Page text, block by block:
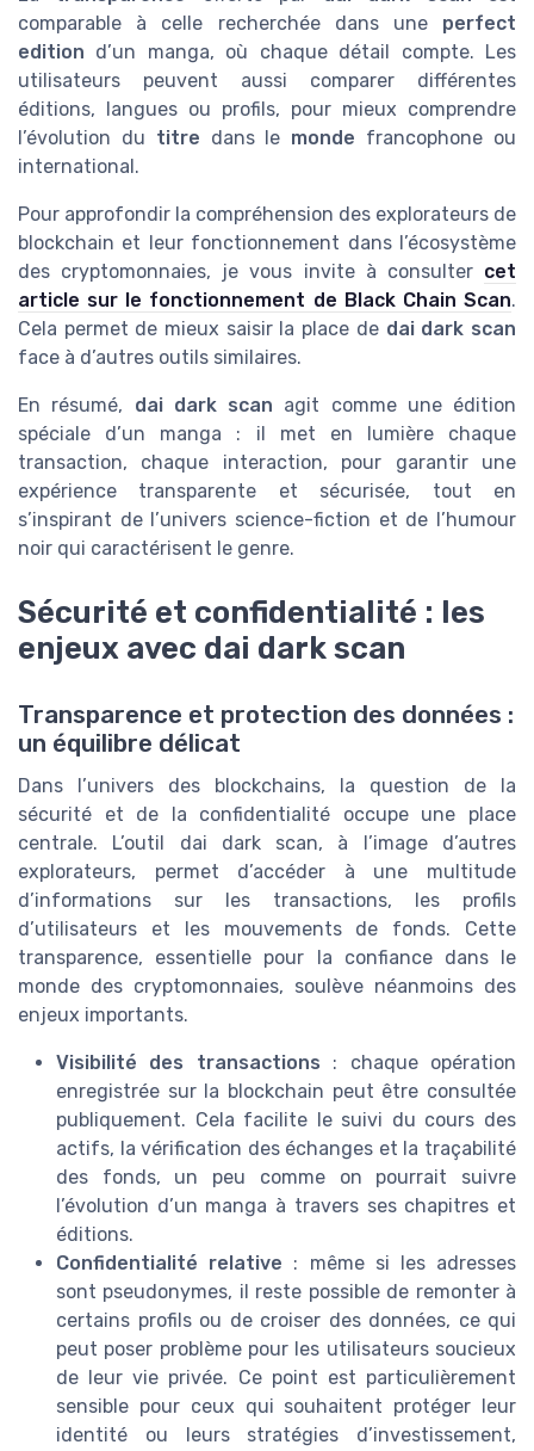
comparable à celle recherchée dans une perfect
edition d’un manga, où chaque détail compte. Les
utilisateurs peuvent aussi comparer différentes
éditions, langues ou profils, pour mieux comprendre
l’évolution du titre dans le monde francophone ou
international.
Pour approfondir la compréhension des explorateurs de
blockchain et leur fonctionnement dans l’écosystème
des cryptomonnaies, je vous invite à consulter cet
article sur le fonctionnement de Black Chain Scan.
Cela permet de mieux saisir la place de dai dark scan
face à d’autres outils similaires.
En résumé, dai dark scan agit comme une édition
spéciale d’un manga : il met en lumière chaque
transaction, chaque interaction, pour garantir une
expérience transparente et sécurisée, tout en
s’inspirant de l’univers science-fiction et de l’humour
noir qui caractérisent le genre.
Sécurité et confidentialité : les
enjeux avec dai dark scan
Transparence et protection des données :
un équilibre délicat
Dans l’univers des blockchains, la question de la
sécurité et de la confidentialité occupe une place
centrale. L’outil dai dark scan, à l’image d’autres
explorateurs, permet d’accéder à une multitude
d’informations sur les transactions, les profils
d’utilisateurs et les mouvements de fonds. Cette
transparence, essentielle pour la confiance dans le
monde des cryptomonnaies, soulève néanmoins des
enjeux importants.
Visibilité des transactions : chaque opération
enregistrée sur la blockchain peut être consultée
publiquement. Cela facilite le suivi du cours des
actifs, la vérification des échanges et la traçabilité
des fonds, un peu comme on pourrait suivre
l’évolution d’un manga à travers ses chapitres et
éditions.
Confidentialité relative : même si les adresses
sont pseudonymes, il reste possible de remonter à
certains profils ou de croiser des données, ce qui
peut poser problème pour les utilisateurs soucieux
de leur vie privée. Ce point est particulièrement
sensible pour ceux qui souhaitent protéger leur
identité ou leurs stratégies d’investissement,